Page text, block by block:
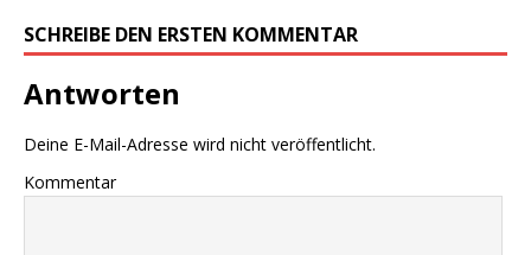
SCHREIBE DEN ERSTEN KOMMENTAR
Antworten
Deine E-Mail-Adresse wird nicht veröffentlicht.
Kommentar